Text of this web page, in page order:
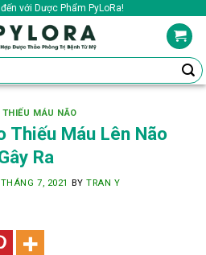
với Dược Phẩm PyLoRa!
THIẾU MÁU NÃO
Thiếu Máu Lên Não
Ra
7, 2021 BYTRAN Y